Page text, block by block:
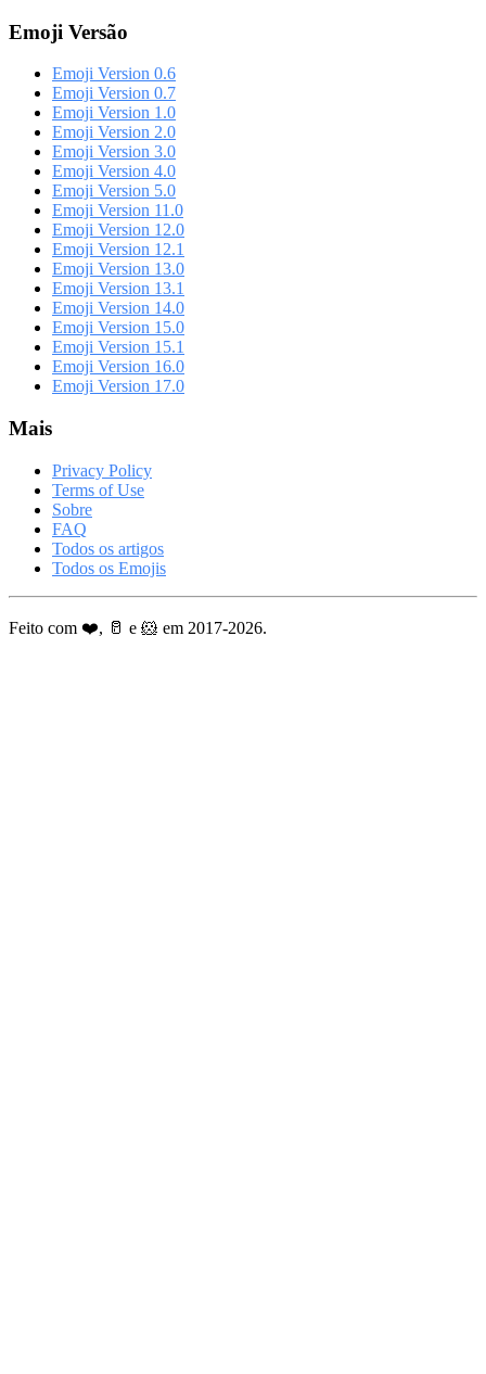
Emoji Versão
Emoji Version 0.6
Emoji Version 0.7
Emoji Version 1.0
Emoji Version 2.0
Emoji Version 3.0
Emoji Version 4.0
Emoji Version 5.0
Emoji Version 11.0
Emoji Version 12.0
Emoji Version 12.1
Emoji Version 13.0
Emoji Version 13.1
Emoji Version 14.0
Emoji Version 15.0
Emoji Version 15.1
Emoji Version 16.0
Emoji Version 17.0
Mais
Privacy Policy
Terms of Use
Sobre
FAQ
Todos os artigos
Todos os Emojis
Feito com ❤️, 🥛 e 🐹 em 2017-2026.